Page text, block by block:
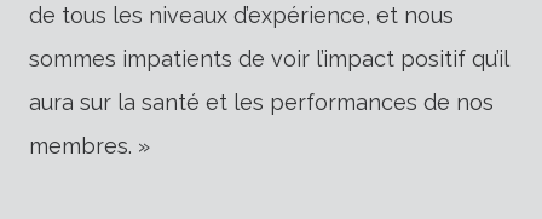
de tous les niveaux d’expérience, et nous
sommes impatients de voir l’impact positif qu’il
aura sur la santé et les performances de nos
membres. »